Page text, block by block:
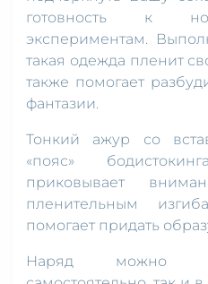
готовность к
экспериментам.
такая одежда пленит
также помогает
фантазии.
Тонкий ажур со
«пояс»
приковывает
пленительным
помогает придать
Наряд можно